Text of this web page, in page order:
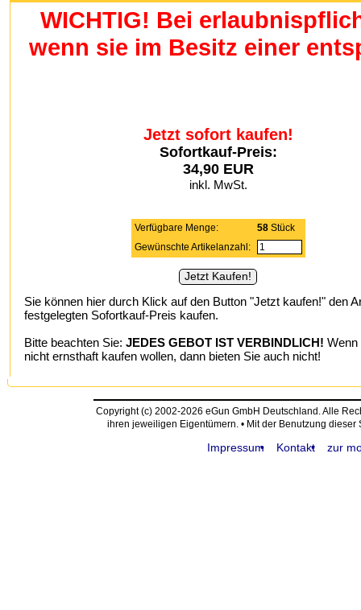
WICHTIG! Bei
wenn sie im Besitz einer
Jetzt sofort kaufen!
Sofortkauf-Preis:
34,90 EUR
inkl. MwSt.
Verfügbare Menge: 58Stück
Gewünschte Artikelanzahl:
Sie können hier durch Klick auf den Button "Jetzt kaufen!" den
festgelegten Sofortkauf-Preis kaufen.
Bitte beachten Sie: JEDES GEBOT IST VERBINDLICH! Wenn
nicht ernsthaft kaufen wollen, dann bieten Sie auch nicht!
Copyright (c) 2002-2026 eGun GmbH Deutschland. Alle
ihren jeweiligen Eigentümern. • Mit der Benutzung
Impressum Kontakt zur